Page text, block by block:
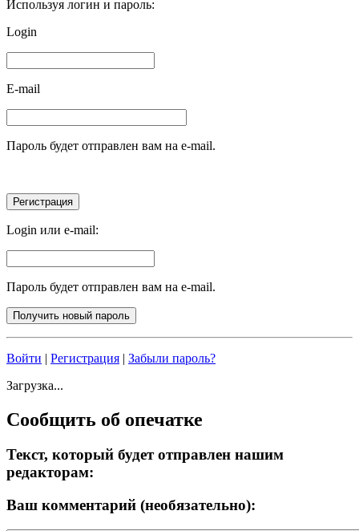
Используя логин и пароль:
Login
E-mail
Пароль будет отправлен вам на e-mail.
Login или e-mail:
Пароль будет отправлен вам на e-mail.
Войти | Регистрация | Забыли пароль?
Загрузка...
Сообщить об опечатке
Текст, который будет отправлен нашим
редакторам:
Ваш комментарий (необязательно):